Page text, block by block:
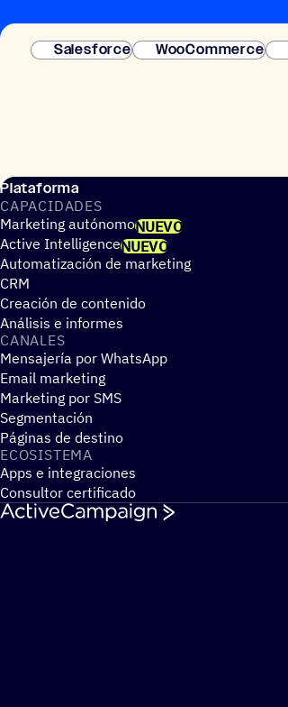
Salesforce
WooCommerce
Plataforma
CAPA­CI­DA­DES
Marketing autónomoNUEVO
Active IntelligenceNUEVO
Automatización de marketing
CRM
Creación de contenido
Análisis e informes
CANALES
Mensajería por WhatsApp
Email marketing
Marketing por SMS
Segmentación
Páginas de destino
ECOSIS­TEMA
Apps e integraciones
Consultor certificado